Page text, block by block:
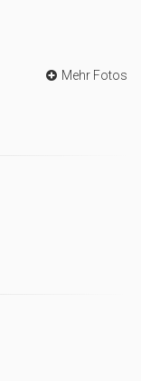
Mehr Fotos